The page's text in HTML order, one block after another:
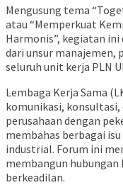
Mengusung tema
atau “Memperkuat
Harmonis”, kegiatan
dari unsur manajemen,
seluruh unit kerja PLN
Lembaga Kerja Sama
komunikasi, konsultasi,
perusahaan dengan
membahas berbagai
industrial. Forum ini
membangun hubungan
berkeadilan.